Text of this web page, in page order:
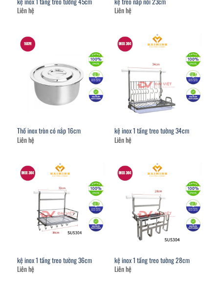
Liên hệ
Liên hệ
Thố inox tròn có nắp 16cm
Liên hệ
kệ inox 1 tầng treo tường 34cm
Liên hệ
kệ inox 1 tầng treo tường 36cm
Liên hệ
kệ inox 1 tầng treo tường 28cm
Liên hệ